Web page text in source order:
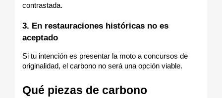
contrastada.
3. En restauraciones históricas no es
aceptado
Si tu intención es presentar la moto a concursos de
originalidad, el carbono no será una opción viable.
Qué piezas de carbono